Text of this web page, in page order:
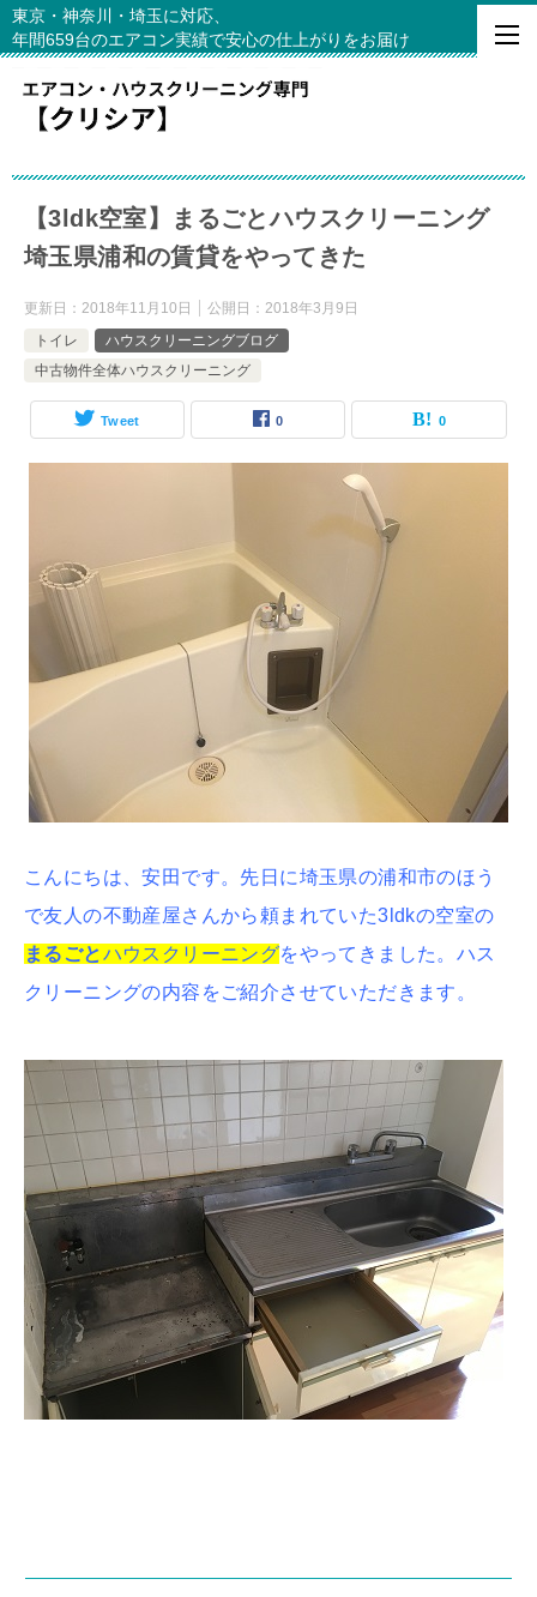
東京・神奈川・埼玉に対応、
年間659台のエアコン実績で安心の仕上がりをお届け
【3ldk空室】まるごとハウスクリーニング
埼玉県浦和の賃貸をやってきた
更新日： 2018年11月10日 公開日： 2018年3月9日
トイレ
ハウスクリーニングブログ
中古物件全体ハウスクリーニング
Tweet 0 0
こんにちは、安田です。先日に埼玉県の浦和市のほう
で友人の不動産屋さんから頼まれていた3ldkの空室の
まるごとハウスクリーニングをやってきました。ハス
クリーニングの内容をご紹介させていただきます。